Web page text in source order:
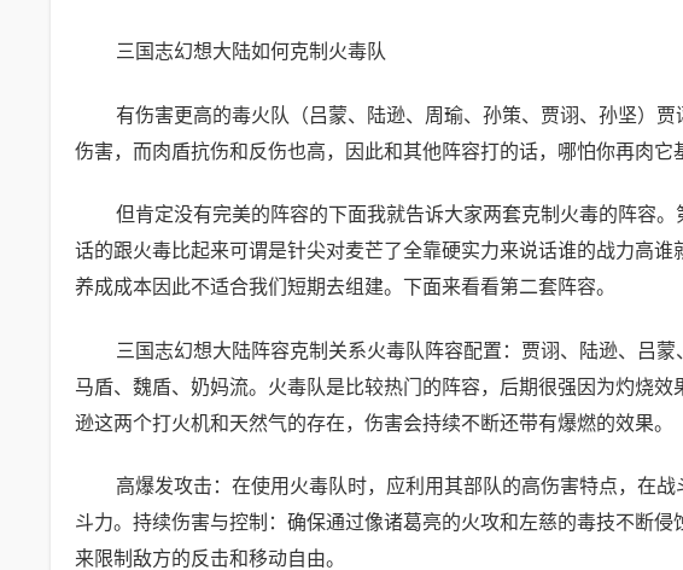
三国志幻想大陆如何克制火毒队
有伤害更高的毒火队（吕蒙、陆逊、周瑜、孙策、贾诩、孙坚）
伤害，而肉盾抗伤和反伤也高，因此和其他阵容打的话，哪怕你再肉它
但肯定没有完美的阵容的下面我就告诉大家两套克制火毒的阵容
话的跟火毒比起来可谓是针尖对麦芒了全靠硬实力来说话谁的战力高
养成成本因此不适合我们短期去组建。下面来看看第二套阵容。
三国志幻想大陆阵容克制关系火毒队阵容配置：贾诩、陆逊、吕
马盾、魏盾、奶妈流。火毒队是比较热门的阵容，后期很强因为灼烧
逊这两个打火机和天然气的存在，伤害会持续不断还带有爆燃的效果。
高爆发攻击：在使用火毒队时，应利用其部队的高伤害特点，在
斗力。持续伤害与控制：确保通过像诸葛亮的火攻和左慈的毒技不断
来限制敌方的反击和移动自由。